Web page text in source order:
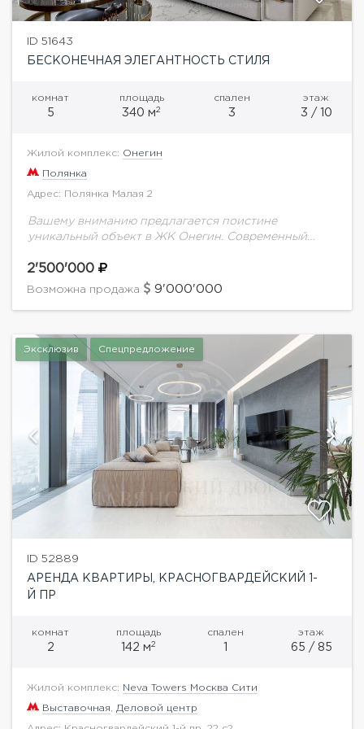
ID 51643
БЕСКОНЕЧНАЯ ЭЛЕГАНТНОСТЬ СТИЛЯ
комнат
5
площадь
340 м2
спален
3
этаж
3 / 10
Жилой комплекс: Онегин
Полянка
Адрес: Полянка Малая 2
Вашему вниманию предлагается поистине
уникальный объект в ЖК Онегин. Современный
автором. Функциональной планировкой
предусмотрено: зона кухни, просторная гостиная,
2'500'000
Возможна продажа 9'000'000
Эксклюзив Спецпредложение
ID 52889
АРЕНДА КВАРТИРЫ, КРАСНОГВАРДЕЙСКИЙ 1-
Й ПР
комнат
2
площадь
142 м2
спален
1
этаж
65 / 85
Жилой комплекс: Neva Towers Москва Сити
Выставочная Деловой центр